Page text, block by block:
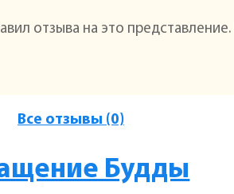
отзыва на это
Все отзывы (0)
Будды